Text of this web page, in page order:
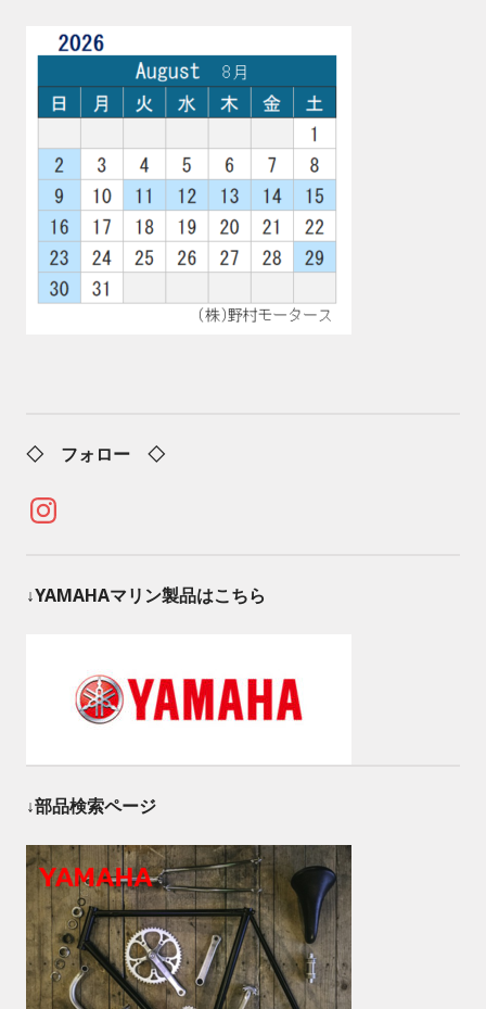
◇ フォロー ◇
Instagram
↓YAMAHAマリン製品はこちら
↓部品検索ページ